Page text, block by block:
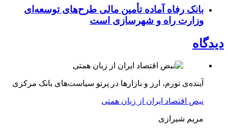
بانک رفاه آماده تأمین مالی طرح‌های توسعه‌ای
وزارت راه و شهرسازی است
دیدگاه
آینده‌ی تورم، ارز و بازارها در پرتو سیاست‌های بانک مرکزی
نبض اقتصاد ایران از زبان همتی
مریم شیرازی